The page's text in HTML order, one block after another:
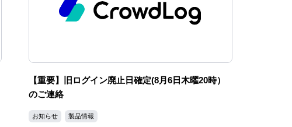
【重要】旧ログイン廃止日確定(8月6日木曜20時）
のご連絡
お知らせ 製品情報